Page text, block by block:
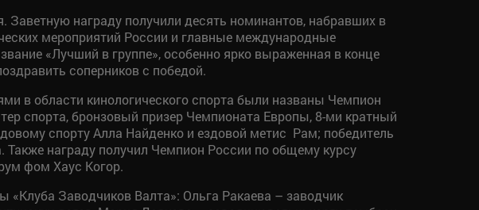
награду получили десять номинантов, набравших в
мероприятий России и главные международные
«Лучший в группе», особенно ярко выраженная в конце
соперников с победой.
в области кинологического спорта были названы Чемпион
спорта, бронзовый призер Чемпионата Европы, 8-ми кратный
спорту Алла Найденко и ездовой метис Рам; победитель
награду получил Чемпион России по общему курсу
фом Хаус Когор.
Заводчиков Валта»: Ольга Ракаева – заводчик